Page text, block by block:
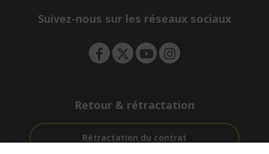
e
Suivez-nous sur les réseaux sociaux
Retour & rétractation
Rétractation du contrat